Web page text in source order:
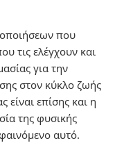
που
τις ελέγχουν και
για την
στον κύκλο ζωής
επίσης και η
της φυσικής
αυτό.